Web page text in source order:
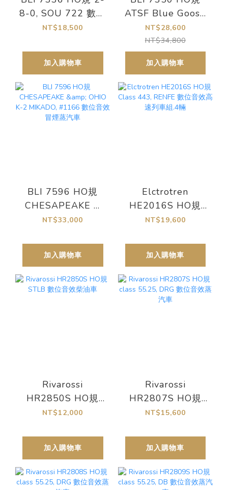
8-0, SOU 722 數位
音效冒煙蒸汽車.同
NT$18,500
加入購物車
ATSF Blue Goose
車號 3460 數位音
效冒煙蒸氣車
NT$28,600
NT$34,800
加入購物車
BLI 7596 HO規
CHESAPEAKE &
OHIO K-2
數位音效冒煙蒸汽
車
NT$33,000
加入購物車
Elctrotren
HE2016S HO規
Class 443, RENFE
組.4輛
NT$19,600
加入購物車
Rivarossi
HR2850S HO規
STLB 數位音效柴油
NT$12,000
加入購物車
Rivarossi
HR2807S HO規
class 55.25, DRG
NT$15,600
加入購物車